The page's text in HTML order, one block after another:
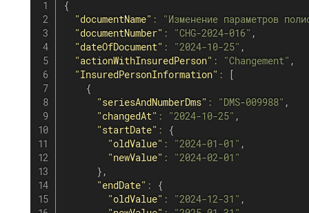
{
"documentName" :
"Изменение параметров
"documentNumber" : "CHG-2024-016" ,
"dateOfDocument" : "2024-10-25" ,
"actionWithInsuredPerson" : "Changement" ,
"InsuredPersonInformation" :
[
{
"seriesAndNumberDms" : "DMS-009988" ,
"changedAt" : "2024-10-25" ,
"startDate" :
{
"oldValue" : "2024-01-01" ,
"newValue" :
"2024-02-01"
} ,
"endDate" :
{
"oldValue" : "2024-12-31" ,